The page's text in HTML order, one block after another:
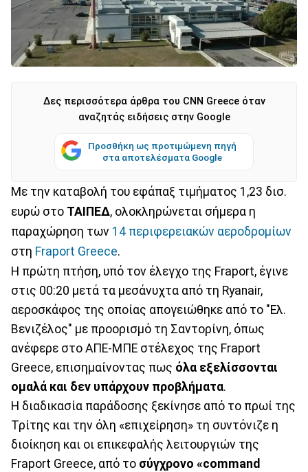
Δες περισσότερα άρθρα του CNN Greece όταν
αναζητάς ειδήσεις στην Google
Προσθήκη ως προτιμώμενη πηγή
στα αποτελέσματα Google
Με την καταβολή του εφάπαξ τιμήματος 1,23 δισ.
ευρώ στο ΤΑΙΠΕΔ, ολοκληρώνεται σήμερα η
παραχώρηση των 14 περιφερειακών αεροδρομίων
στη Fraport Greece.
Η πρώτη πτήση, υπό τον έλεγχο της Fraport, έγινε
στις 00:20 μετά τα μεσάνυχτα από τη Ryanair,
αεροσκάφος της οποίας απογειώθηκε από το "Ελ.
Βενιζέλος" με προορισμό τη Σαντορίνη, όπως
ανέφερε στο ΑΠΕ-ΜΠΕ στέλεχος της Fraport
Greece, επισημαίνοντας πως όλα εξελίσσονται
ομαλά και δεν υπάρχουν προβλήματα.
Η διαδικασία παράδοσης ξεκίνησε από το πρωί της
Τρίτης και την όλη «επιχείρηση» τη συντόνιζε η
διοίκηση και οι επικεφαλής λειτουργιών της
Fraport Greece, από το σύγχρονο «command